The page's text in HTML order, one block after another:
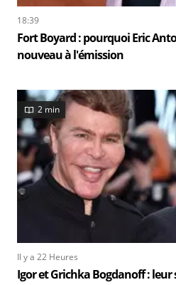
18:39
Fort Boyard : pourquoi Eric
nouveau à l'émission
2 min
Il y a 22 Heures
Igor et Grichka Bogdanoff :